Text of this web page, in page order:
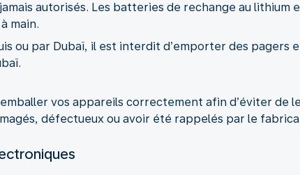
autorisés. Les batteries de rechange au
main.
ou par Dubaï, il est interdit d’emporter des pagers
vos appareils correctement afin d’éviter de
défectueux ou avoir été rappelés par le